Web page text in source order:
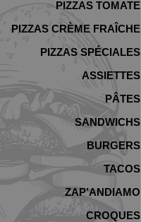
PIZZAS TOMATE
PIZZAS CRÈME FRAÎCHE
PIZZAS SPÉCIALES
ASSIETTES
PÂTES
SANDWICHS
BURGERS
TACOS
ZAP’ANDIAMO
CROQUES